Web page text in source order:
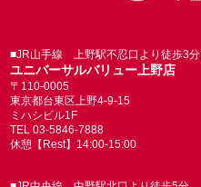
■JR山手線 上野駅不忍口より徒歩3分
ユニバーサルバリュー上野店
〒110-0005
東京都台東区上野4-9-15
ミハシビル1F
TEL 03-5846-7888
休憩【Rest】14:00-15:00